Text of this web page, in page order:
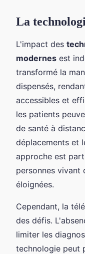
La
L'impact des
modernes est
transformé la
dispensés,
accessibles et
les patients
de santé à
déplacements et
approche est
personnes vivant
éloignées.
Cependant, la
des défis.
limiter les
technologie peut